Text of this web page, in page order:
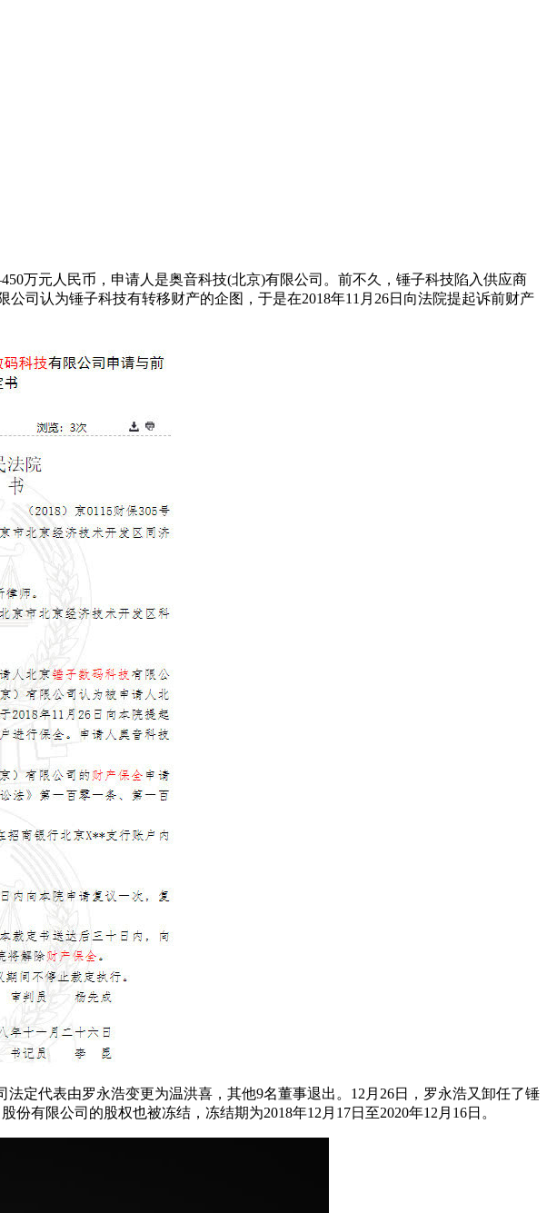
万元人民币，申请人是奥音科技(北京)有限公司。前不久，锤子科技陷入供应商
司认为锤子科技有转移财产的企图，于是在2018年11月26日向法院提起诉前财产
定代表由罗永浩变更为温洪喜，其他9名董事退出。12月26日，罗永浩又卸任了锤
有限公司的股权也被冻结，冻结期为2018年12月17日至2020年12月16日。